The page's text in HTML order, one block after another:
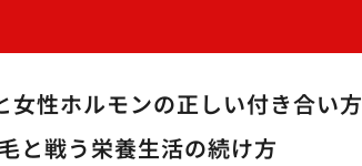
女性ホルモンの正しい付き合い方
と戦う栄養生活の続け方